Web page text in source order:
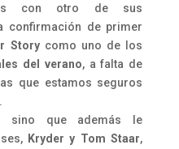
con otro de sus
confirmación de primer
Storycomo uno de los
del verano, a falta de
que estamos seguros
sino que además le
Kryder y Tom Staar,